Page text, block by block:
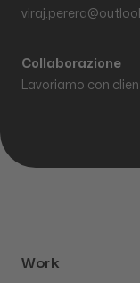
Collaborazione
Lavoriamo con
Work